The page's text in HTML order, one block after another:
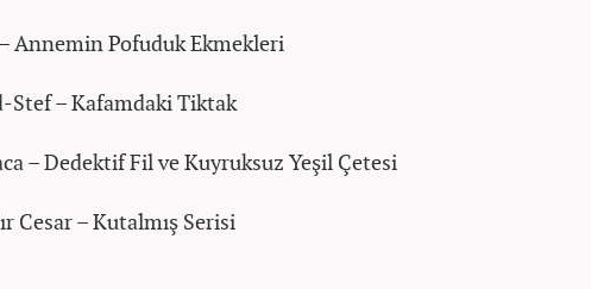
Annemin Pofuduk Ekmekleri
Stef – Kafamdaki Tiktak
– Dedektif Fil ve Kuyruksuz Yeşil Çetesi
Cesar – Kutalmış Serisi